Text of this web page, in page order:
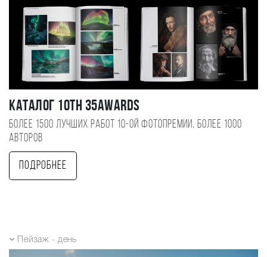
Каталог 10TH 35AWARDS
Более 1500 лучших работ 10-ой фотопремии, более 1000
авторов
Подробнее
Пейзаж - день